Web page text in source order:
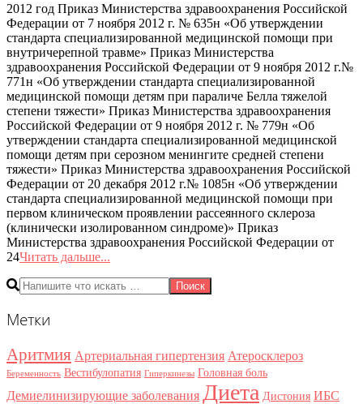
01
2012 год Приказ Министерства здравоохранения Российской
Федерации от 7 ноября 2012 г. № 635н «Об утверждении
стандарта специализированной медицинской помощи при
внутричерепной травме» Приказ Министерства
здравоохранения Российской Федерации от 9 ноября 2012 г.№
771н «Об утверждении стандарта специализированной
медицинской помощи детям при параличе Белла тяжелой
степени тяжести» Приказ Министерства здравоохранения
Российской Федерации от 9 ноября 2012 г. № 779н «Об
утверждении стандарта специализированной медицинской
помощи детям при серозном менингите средней степени
тяжести» Приказ Министерства здравоохранения Российской
Федерации от 20 декабря 2012 г.№ 1085н «Об утверждении
стандарта специализированной медицинской помощи при
первом клиническом проявлении рассеянного склероза
(клинически изолированном синдроме)» Приказ
Министерства здравоохранения Российской Федерации от
24Читать дальше...
Поиск
Метки
Аритмия Артериальная гипертензия Атеросклероз
Беременность Вестибулопатия Гиперкинезы Головная боль
Демиелинизирующие заболевания Диета Дистония ИБС